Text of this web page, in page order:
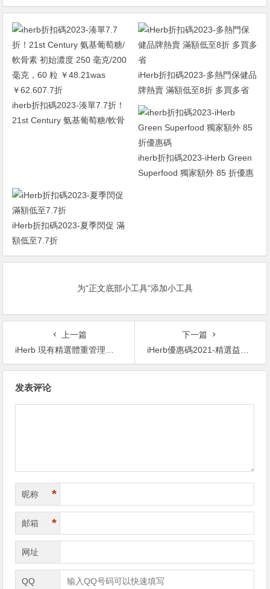
iherb折扣碼2023-湊單7.7折！
21st Century 氨基葡萄糖/軟骨
iHerb折扣碼2023-多熱門保健品
牌熱賣 滿額低至8折 多買多省
iherb折扣碼2023-iHerb Green
Superfood 獨家額外 85 折優惠
iHerb折扣碼2023-夏季閃促 滿
額低至7.7折
为“正文底部小工具”添加小工具
上一篇
iHerb 現有精選體重管理保健專場：無門檻8折+曡加專屬額外9.5折
下一篇
iHerb優惠碼2021-精選益生菌、金 C 粉等增強免疫產品熱賣 低至5折+滿額順豐免郵
发表评论
昵称 *
邮箱 *
网址
QQ